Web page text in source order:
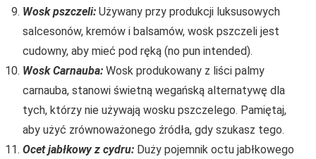
Wosk pszczeli: Używany przy produkcji luksusowych
salcesonów, kremów i balsamów, wosk pszczeli jest
cudowny, aby mieć pod ręką (no pun intended).
Wosk Carnauba: Wosk produkowany z liści palmy
carnauba, stanowi świetną wegańską alternatywę dla
tych, którzy nie używają wosku pszczelego. Pamiętaj,
aby użyć zrównoważonego źródła, gdy szukasz tego.
Ocet jabłkowy z cydru: Duży pojemnik octu jabłkowego